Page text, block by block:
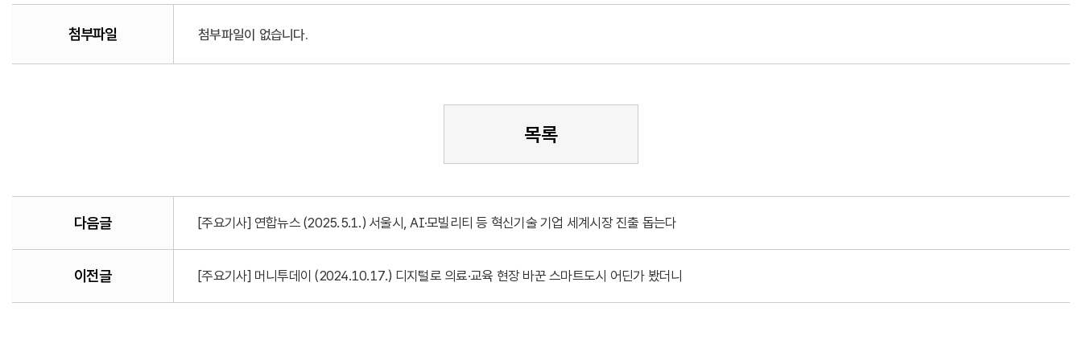
첨부파일 첨부파일이 없습니다.
목록
다음글 [주요기사] 연합뉴스 (2025.5.1.) 서울시, AI·모빌리티 등 혁신기술 기업 세계시장 진출 돕는다
이전글 [주요기사] 머니투데이 (2024.10.17.) 디지털로 의료·교육 현장 바꾼 스마트도시 어딘가 봤더니